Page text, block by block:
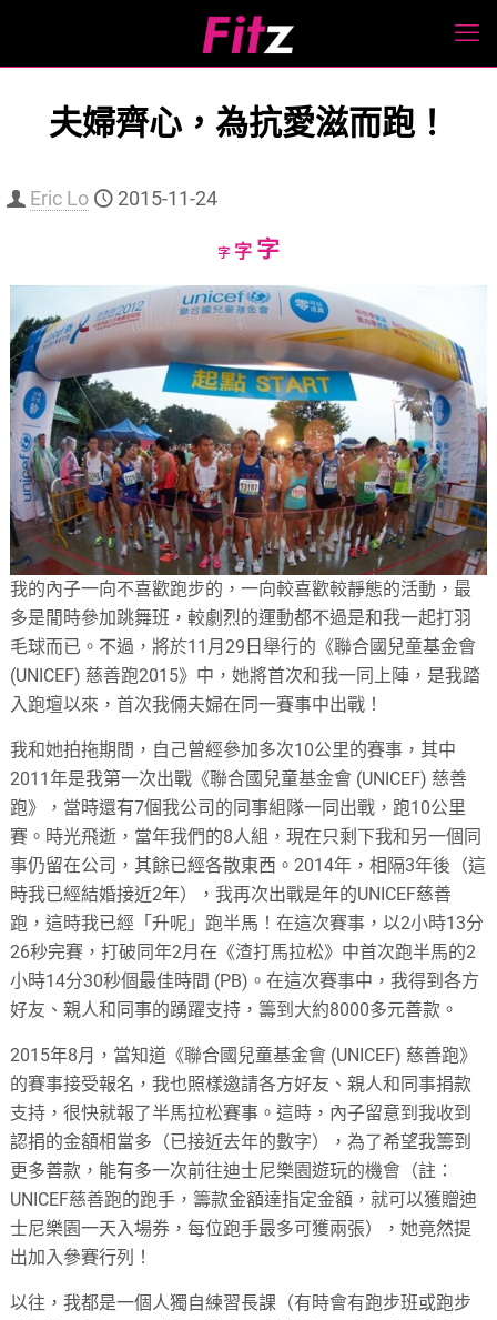
夫婦齊心，為抗愛滋而跑！
Eric Lo 2015-11-24
字Decrease
size.
字Reset
size.
字Increase
size.
我的內子一向不喜歡跑步的，一向較喜歡較靜態的活動，最
多是閒時參加跳舞班，較劇烈的運動都不過是和我一起打羽
毛球而已。不過，將於11月29日舉行的《聯合國兒童基金會
(UNICEF) 慈善跑2015》中，她將首次和我一同上陣，是我踏
入跑壇以來，首次我倆夫婦在同一賽事中出戰！
我和她拍拖期間，自己曾經參加多次10公里的賽事，其中
2011年是我第一次出戰《聯合國兒童基金會 (UNICEF) 慈善
跑》，當時還有7個我公司的同事組隊一同出戰，跑10公里
賽。時光飛逝，當年我們的8人組，現在只剩下我和另一個同
事仍留在公司，其餘已經各散東西。2014年，相隔3年後（這
時我已經結婚接近2年），我再次出戰是年的UNICEF慈善
跑，這時我已經「升呢」跑半馬！在這次賽事，以2小時13分
26秒完賽，打破同年2月在《渣打馬拉松》中首次跑半馬的2
小時14分30秒個最佳時間 (PB)。在這次賽事中，我得到各方
好友、親人和同事的踴躍支持，籌到大約8000多元善款。
2015年8月，當知道《聯合國兒童基金會 (UNICEF) 慈善跑》
的賽事接受報名，我也照樣邀請各方好友、親人和同事捐款
支持，很快就報了半馬拉松賽事。這時，內子留意到我收到
認捐的金額相當多（已接近去年的數字），為了希望我籌到
更多善款，能有多一次前往迪士尼樂園遊玩的機會（註：
UNICEF慈善跑的跑手，籌款金額達指定金額，就可以獲贈迪
士尼樂園一天入場券，每位跑手最多可獲兩張），她竟然提
出加入參賽行列！
以往，我都是一個人獨自練習長課（有時會有跑步班或跑步